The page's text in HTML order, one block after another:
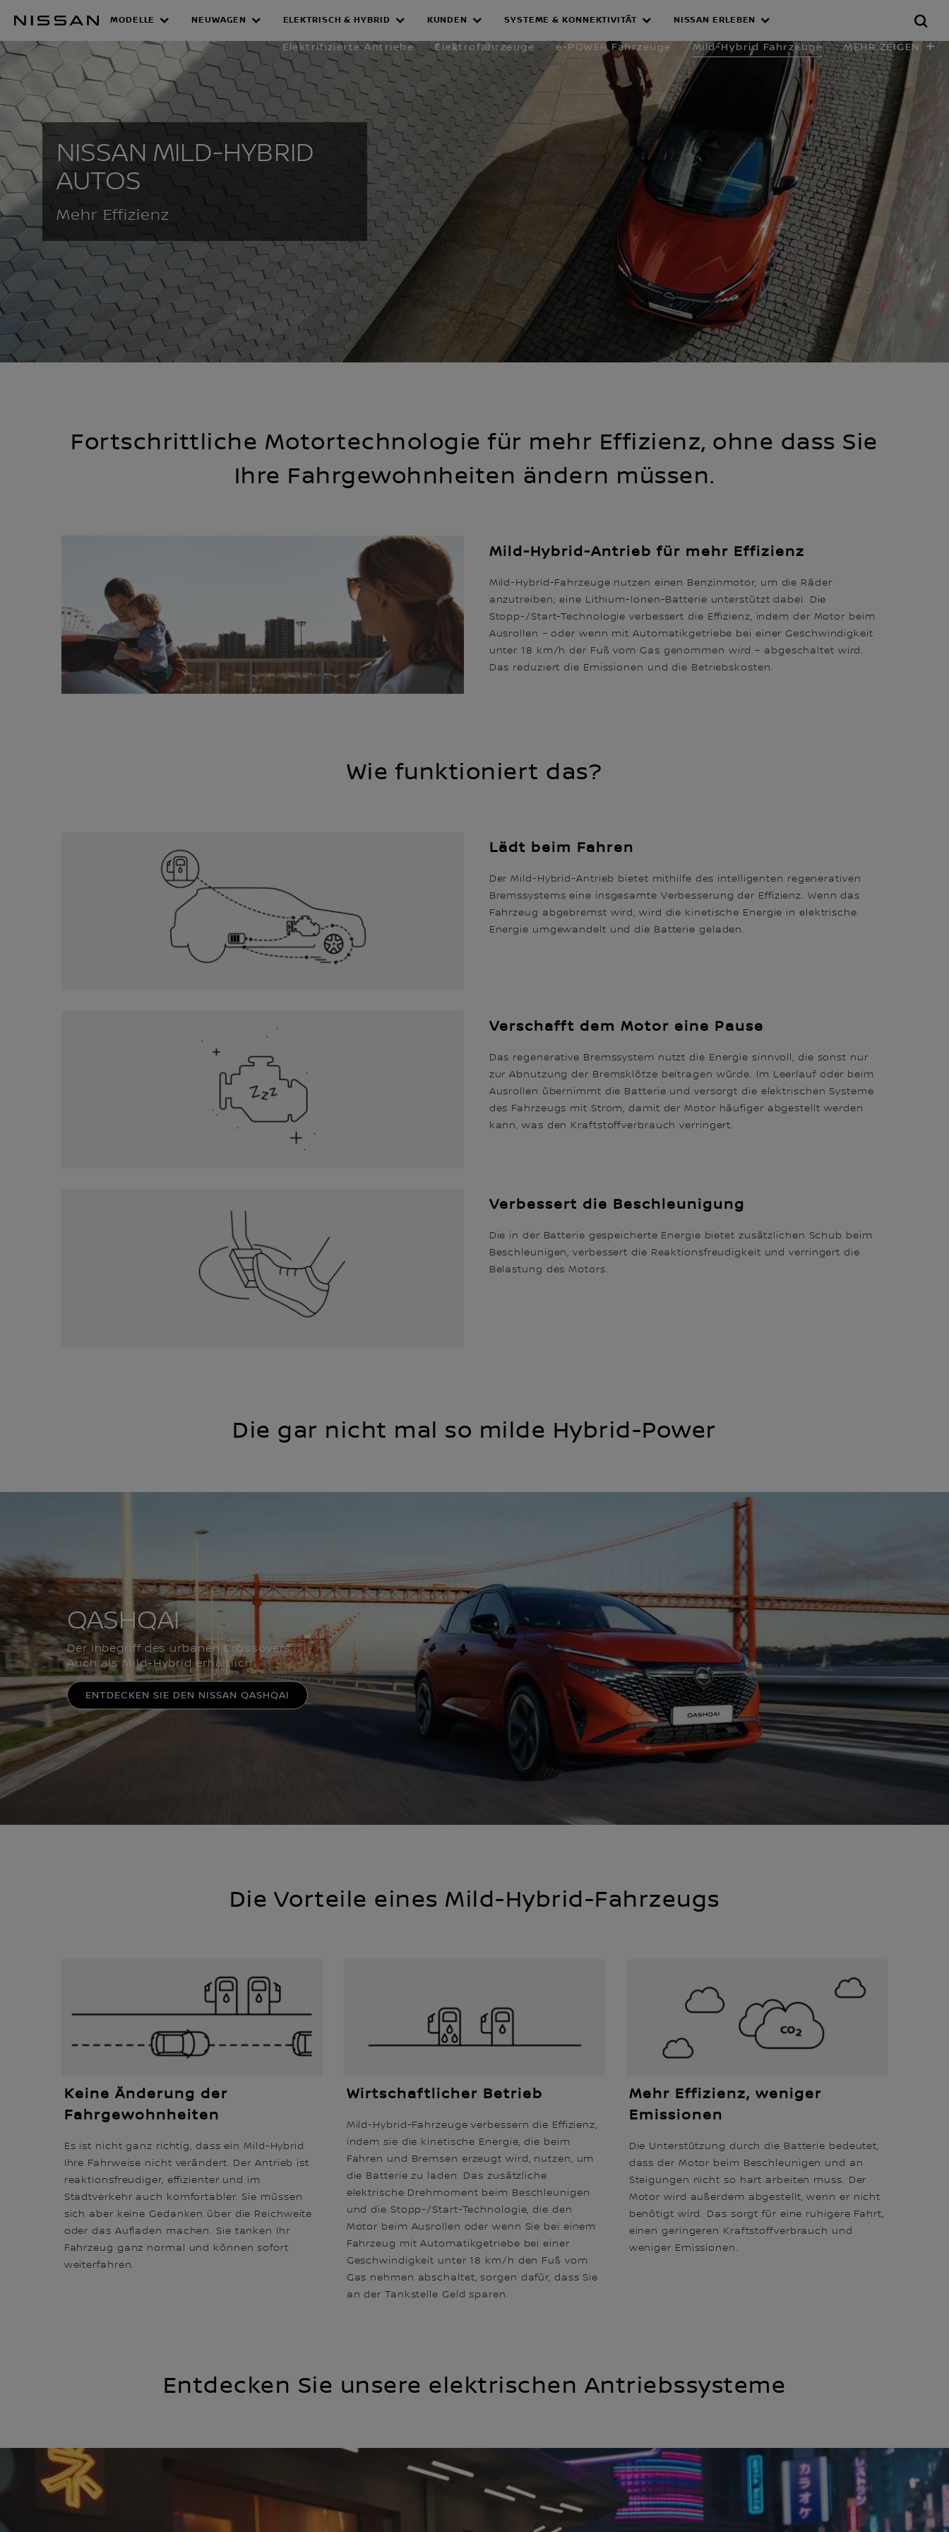
Hauptinhalt
MILD-HYBRID FAHRZEUGE
MODELLE NEUWAGEN ELEKTRISCH & HYBRID KUNDEN SYSTEME & KONNEKTIVITÄT NISSAN ERLEBEN
Elektrifizierte Antriebe Elektrofahrzeuge e-POWER Fahrzeuge Mild-Hybrid Fahrzeuge MEHR ZEIGEN
NISSAN MILD-HYBRID
AUTOS
Mehr Effizienz
Fortschrittliche Motortechnologie für mehr Effizienz, ohne dass Sie
Ihre Fahrgewohnheiten ändern müssen.
Mild-Hybrid-Antrieb für mehr Effizienz
Mild-Hybrid-Fahrzeuge nutzen einen Benzinmotor, um die Räder
anzutreiben; eine Lithium-Ionen-Batterie unterstützt dabei. Die
Stopp-/Start-Technologie verbessert die Effizienz, indem der Motor beim
Ausrollen – oder wenn mit Automatikgetriebe bei einer Geschwindigkeit
unter 18 km/h der Fuß vom Gas genommen wird – abgeschaltet wird.
Das reduziert die Emissionen und die Betriebskosten.
Wie funktioniert das?
Lädt beim Fahren
Der Mild-Hybrid-Antrieb bietet mithilfe des intelligenten regenerativen
Bremssystems eine insgesamte Verbesserung der Effizienz. Wenn das
Fahrzeug abgebremst wird, wird die kinetische Energie in elektrische
Energie umgewandelt und die Batterie geladen.
Verschafft dem Motor eine Pause
Das regenerative Bremssystem nutzt die Energie sinnvoll, die sonst nur
zur Abnutzung der Bremsklötze beitragen würde. Im Leerlauf oder beim
Ausrollen übernimmt die Batterie und versorgt die elektrischen Systeme
des Fahrzeugs mit Strom, damit der Motor häufiger abgestellt werden
kann, was den Kraftstoffverbrauch verringert.
Verbessert die Beschleunigung
Die in der Batterie gespeicherte Energie bietet zusätzlichen Schub beim
Beschleunigen, verbessert die Reaktionsfreudigkeit und verringert die
Belastung des Motors.
Die gar nicht mal so milde Hybrid-Power
QASHQAI
Der Inbegriff des urbanen Crossovers
Auch als Mild-Hybrid erhältlich
ENTDECKEN SIE DEN NISSAN QASHQAI
Die Vorteile eines Mild-Hybrid-Fahrzeugs
Keine Änderung der
Fahrgewohnheiten
Es ist nicht ganz richtig, dass ein Mild-Hybrid
Ihre Fahrweise nicht verändert. Der Antrieb ist
reaktionsfreudiger, effizienter und im
Stadtverkehr auch komfortabler. Sie müssen
sich aber keine Gedanken über die Reichweite
oder das Aufladen machen. Sie tanken Ihr
Fahrzeug ganz normal und können sofort
weiterfahren.
Wirtschaftlicher Betrieb
Mild-Hybrid-Fahrzeuge verbessern die Effizienz,
indem sie die kinetische Energie, die beim
Fahren und Bremsen erzeugt wird, nutzen, um
die Batterie zu laden. Das zusätzliche
elektrische Drehmoment beim Beschleunigen
und die Stopp-/Start-Technologie, die den
Motor beim Ausrollen oder wenn Sie bei einem
Fahrzeug mit Automatikgetriebe bei einer
Geschwindigkeit unter 18 km/h den Fuß vom
Gas nehmen abschaltet, sorgen dafür, dass Sie
an der Tankstelle Geld sparen.
Mehr Effizienz, weniger
Emissionen
Die Unterstützung durch die Batterie bedeutet,
dass der Motor beim Beschleunigen und an
Steigungen nicht so hart arbeiten muss. Der
Motor wird außerdem abgestellt, wenn er nicht
benötigt wird. Das sorgt für eine ruhigere Fahrt,
einen geringeren Kraftstoffverbrauch und
weniger Emissionen.
Entdecken Sie unsere elektrischen Antriebssysteme